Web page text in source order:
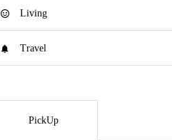
Living
Travel
PickUp